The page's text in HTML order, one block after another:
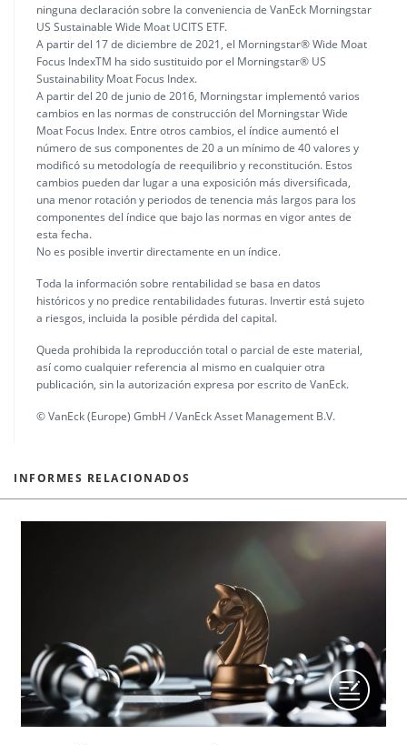
ninguna declaración sobre la conveniencia de VanEck Morningstar
US Sustainable Wide Moat UCITS ETF.
A partir del 17 de diciembre de 2021, el Morningstar® Wide Moat
Focus IndexTM ha sido sustituido por el Morningstar® US
Sustainability Moat Focus Index.
A partir del 20 de junio de 2016, Morningstar implementó varios
cambios en las normas de construcción del Morningstar Wide
Moat Focus Index. Entre otros cambios, el índice aumentó el
número de sus componentes de 20 a un mínimo de 40 valores y
modificó su metodología de reequilibrio y reconstitución. Estos
cambios pueden dar lugar a una exposición más diversificada,
una menor rotación y periodos de tenencia más largos para los
componentes del índice que bajo las normas en vigor antes de
esta fecha.
No es posible invertir directamente en un índice.
Toda la información sobre rentabilidad se basa en datos
históricos y no predice rentabilidades futuras. Invertir está sujeto
a riesgos, incluida la posible pérdida del capital.
Queda prohibida la reproducción total o parcial de este material,
así como cualquier referencia al mismo en cualquier otra
publicación, sin la autorización expresa por escrito de VanEck.
© VanEck (Europe) GmbH / VanEck Asset Management B.V.
INFORMES RELACIONADOS